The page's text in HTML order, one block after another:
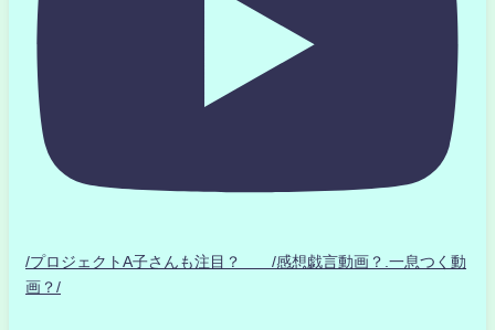
/プロジェクトA子さんも注目？ /感想戯言動画？.一息つく動
画？/